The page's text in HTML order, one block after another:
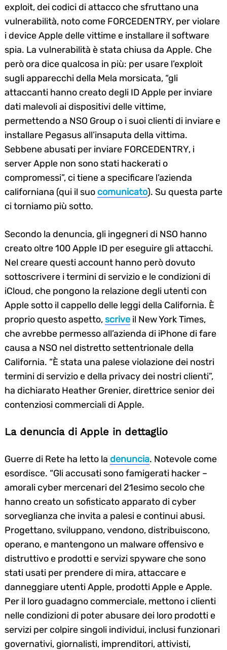
exploit, dei codici di attacco che sfruttano una
vulnerabilità, noto come FORCEDENTRY, per violare
i device Apple delle vittime e installare il software
spia. La vulnerabilità è stata chiusa da Apple. Che
però ora dice qualcosa in più: per usare l’exploit
sugli apparecchi della Mela morsicata, “gli
attaccanti hanno creato degli ID Apple per inviare
dati malevoli ai dispositivi delle vittime,
permettendo a NSO Group o i suoi clienti di inviare e
installare Pegasus all’insaputa della vittima.
Sebbene abusati per inviare FORCEDENTRY, i
server Apple non sono stati hackerati o
compromessi”, ci tiene a specificare l’azienda
californiana (qui il suo comunicato). Su questa parte
ci torniamo più sotto.
Secondo la denuncia, gli ingegneri di NSO hanno
creato oltre 100 Apple ID per eseguire gli attacchi.
Nel creare questi account hanno però dovuto
sottoscrivere i termini di servizio e le condizioni di
iCloud, che pongono la relazione degli utenti con
Apple sotto il cappello delle leggi della California. È
proprio questo aspetto,scrive il New York Times,
che avrebbe permesso all’azienda di iPhone di fare
causa a NSO nel distretto settentrionale della
California. “È stata una palese violazione dei nostri
termini di servizio e della privacy dei nostri clienti”,
ha dichiarato Heather Grenier, direttrice senior dei
contenziosi commerciali di Apple.
La denuncia di Apple in dettaglio
Guerre di Rete ha letto la denuncia. Notevole come
esordisce. “Gli accusati sono famigerati hacker –
amorali cyber mercenari del 21esimo secolo che
hanno creato un sofisticato apparato di cyber
sorveglianza che invita a palesi e continui abusi.
Progettano, sviluppano, vendono, distribuiscono,
operano, e mantengono un malware offensivo e
distruttivo e prodotti e servizi spyware che sono
stati usati per prendere di mira, attaccare e
danneggiare utenti Apple, prodotti Apple e Apple.
Per il loro guadagno commerciale, mettono i clienti
nelle condizioni di poter abusare dei loro prodotti e
servizi per colpire singoli individui, inclusi funzionari
governativi, giornalisti, imprenditori, attivisti,